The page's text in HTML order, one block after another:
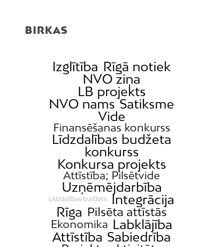
BIRKAS
Izglītība Rīgā notiek
NVO ziņa
LB projekts
NVO nams Satiksme
Vide
Finansēšanas konkurss
Līdzdalības budžeta
konkurss
Konkursa projekts
Attīstība; Pilsētvide
Uzņēmējdarbība
Līdzdalības budžets
Integrācija
Rīga Pilsēta attīstās
Ekonomika Labklājība
Attīstība Sabiedrība